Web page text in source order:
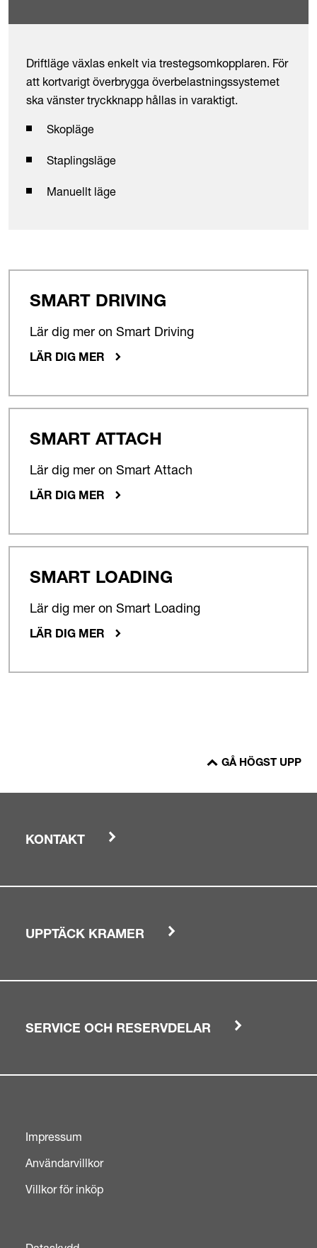
Driftläge växlas enkelt via trestegsomkopplaren. För
att kortvarigt överbrygga överbelastningssystemet
ska vänster tryckknapp hållas in varaktigt.
Skopläge
Staplingsläge
Manuellt läge
SMART DRIVING
Lär dig mer on Smart Driving
LÄR DIG MER
SMART ATTACH
Lär dig mer on Smart Attach
LÄR DIG MER
SMART LOADING
Lär dig mer on Smart Loading
LÄR DIG MER
GÅ HÖGST UPP
KONTAKT
UPPTÄCK KRAMER
SERVICE OCH RESERVDELAR
Impressum
Användarvillkor
Villkor för inköp